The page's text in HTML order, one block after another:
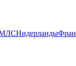
Нидерланды